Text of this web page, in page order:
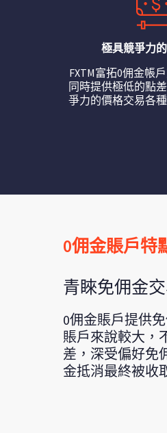
極具競爭力
FXTM富拓0佣金帳
同時提供極低的點
爭力的價格交易各
0佣金賬戶特
青睞免佣金
0佣金賬戶提供
賬戶來說較大，
差，深受偏好免
金抵消最終被收